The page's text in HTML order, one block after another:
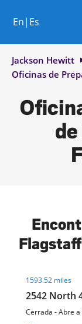
En|Es
Jackson Hewitt
Oficinas de
1593.52 miles
2542 North
Cerrada -Abre a